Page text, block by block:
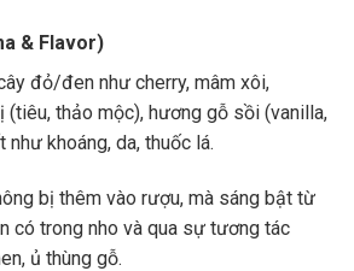
& Flavor)
đỏ/đen như cherry, mâm xôi,
(tiêu, thảo mộc), hương gỗ sồi (vanilla,
khoáng, da, thuốc lá.
bị thêm vào rượu, mà sáng bật từ
có trong nho và qua sự tương tác
ủ thùng gỗ.